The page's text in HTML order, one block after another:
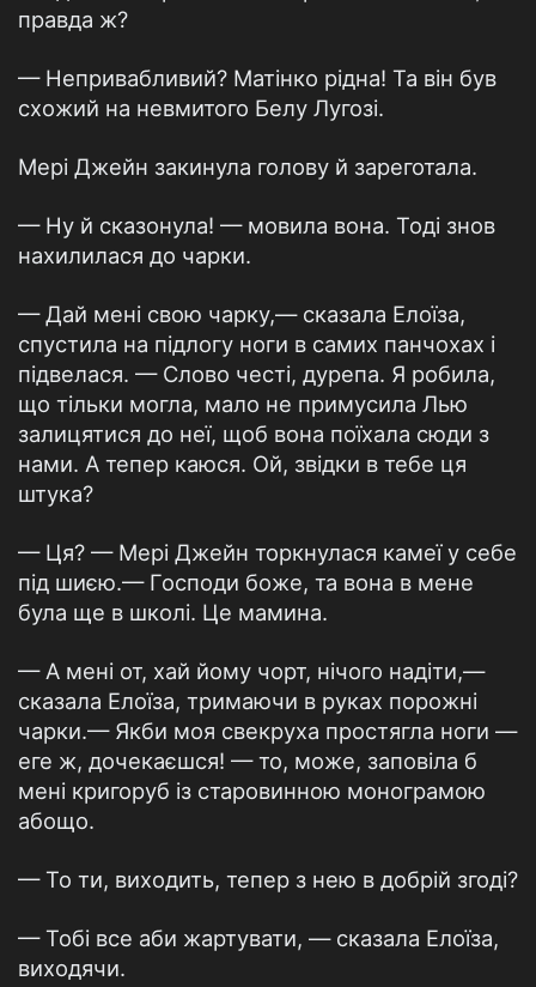
правда ж?
— Непривабливий? Матінко рідна! Та він був
схожий на невмитого Белу Лугозі.
Мері Джейн закинула голову й зареготала.
— Ну й сказонула! — мовила вона. Тоді знов
нахилилася до чарки.
— Дай мені свою чарку,— сказала Елоїза,
спустила на підлогу ноги в самих панчохах і
підвелася. — Слово честі, дурепа. Я робила,
що тільки могла, мало не примусила Лью
залицятися до неї, щоб вона поїхала сюди з
нами. А тепер каюся. Ой, звідки в тебе ця
штука?
— Ця? — Мері Джейн торкнулася камеї у себе
під шиєю.— Господи боже, та вона в мене
була ще в школі. Це мамина.
— А мені от, хай йому чорт, нічого надіти,—
сказала Елоїза, тримаючи в руках порожні
чарки.— Якби моя свекруха простягла ноги —
еге ж, дочекаєшся! — то, може, заповіла б
мені кригоруб із старовинною монограмою
абощо.
— То ти, виходить, тепер з нею в добрій згоді?
— Тобі все аби жартувати, — сказала Елоїза,
виходячи.